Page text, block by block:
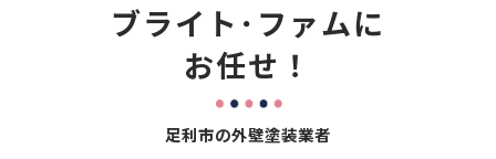
足利市の外壁塗装業者
ブライト･ファムに
お任せ！